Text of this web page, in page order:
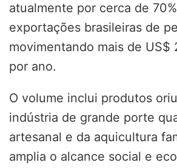
atualmente por cerca de
exportações brasileiras de
movimentando mais de US$
por ano.
O volume inclui produtos
indústria de grande porte
artesanal e da aquicultura
amplia o alcance social e